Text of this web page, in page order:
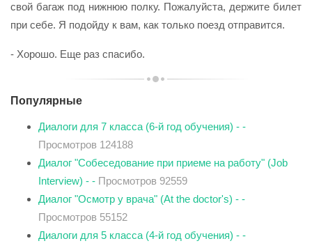
свой багаж под нижнюю полку. Пожалуйста, держите билет
при себе. Я подойду к вам, как только поезд отправится.
- Хорошо. Еще раз спасибо.
Популярные
Диалоги для 7 класса (6-й год обучения) - -
Просмотров 124188
Диалог "Собеседование при приеме на работу" (Job
Interview) - - Просмотров 92559
Диалог "Осмотр у врача" (At the doctor's) - -
Просмотров 55152
Диалоги для 5 класса (4-й год обучения) - -